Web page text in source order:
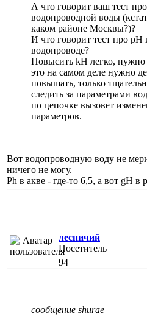
А что говорит ваш тест
водопроводной воды
каком районе Москвы?)?
И что говорит тест про pH
водопроводе?
Повысить kH легко, нужно
это на самом деле нужно
повышать, только
следить за параметрами
по цепочке вызовет
параметров.
Вот водопроводную воду не
ничего не могу.
Ph в акве - где-то 6,5, а вот gH в
лесничий
Посетитель
94
сообщение shurae